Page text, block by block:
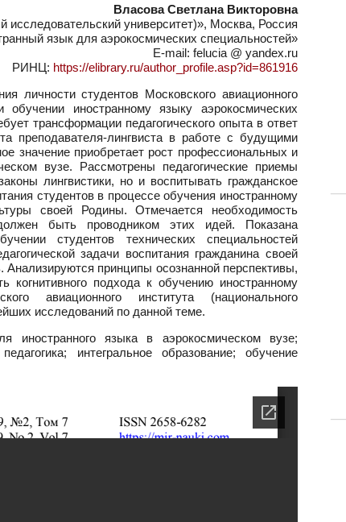
Власова Светлана Викторовна
университет)», Москва, Россия
язык для аэрокосмических специальностей»
E-mail: felucia @ yandex.ru
РИНЦ: https://elibrary.ru/author_profile.asp?id=861916
личности студентов Московского авиационного
обучении иностранному языку аэрокосмических
трансформации педагогического опыта в ответ
преподавателя-лингвиста в работе с будущими
значение приобретает рост профессиональных и
вузе. Рассмотрены педагогические приемы
лингвистики, но и воспитывать гражданское
студентов в процессе обучения иностранному
своей Родины. Отмечается необходимость
быть проводником этих идей. Показана
студентов технических специальностей
задачи воспитания гражданина своей
Анализируются принципы осознанной перспективы,
когнитивного подхода к обучению иностранному
авиационного института (национального
исследований по данной теме.
иностранного языка в аэрокосмическом вузе;
интегральное образование; обучение